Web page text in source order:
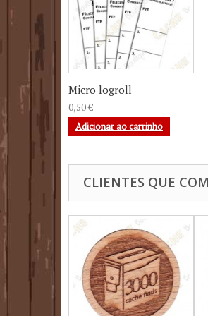
Micro logroll
0,50 €
Adicionar ao carrinho
CLIENTES QUE